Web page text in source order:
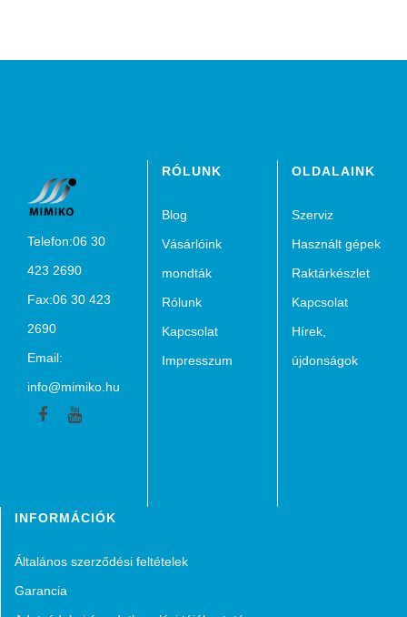
Telefon:06 30
423 2690
Fax:06 30 423
2690
Email:
info@mimiko.hu
RÓLUNK
Blog
Vásárlóink
mondták
Rólunk
Kapcsolat
Impresszum
OLDALAINK
Szerviz
Használt gépek
Raktárkészlet
Kapcsolat
Hírek,
újdonságok
INFORMÁCIÓK
Általános szerződési feltételek
Garancia